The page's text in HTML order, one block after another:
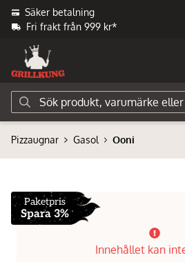
Säker betalning
Fri frakt från 999 kr*
Pizzaugnar Gasol Ooni
Paketpris
Spara 3%
Innehållet kan